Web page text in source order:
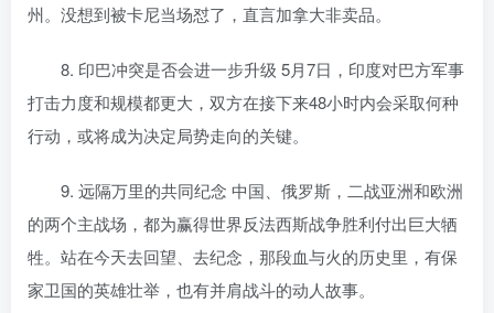
州。没想到被卡尼当场怼了，直言加拿大非卖品。
8. 印巴冲突是否会进一步升级 5月7日，印度对巴方军事
打击力度和规模都更大，双方在接下来48小时内会采取何种
行动，或将成为决定局势走向的关键。
9. 远隔万里的共同纪念 中国、俄罗斯，二战亚洲和欧洲
的两个主战场，都为赢得世界反法西斯战争胜利付出巨大牺
牲。站在今天去回望、去纪念，那段血与火的历史里，有保
家卫国的英雄壮举，也有并肩战斗的动人故事。